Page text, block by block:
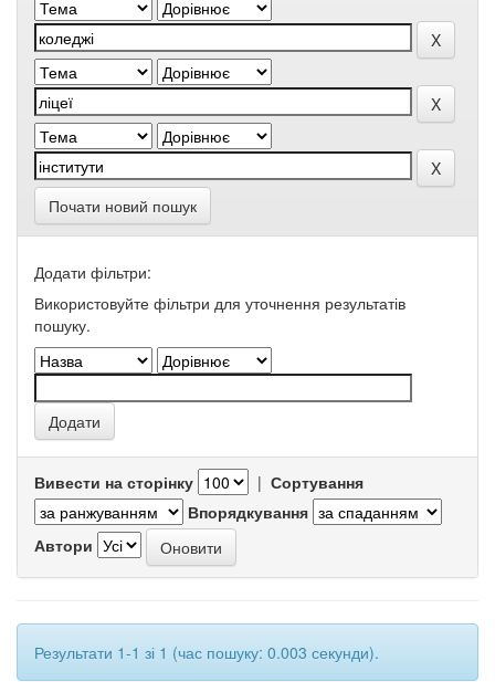
Почати новий пошук
Додати фільтри:
Використовуйте фільтри для уточнення результатів
пошуку.
Вивести на сторінку | Сортування
Впорядкування
Автори
Результати 1-1 зі 1 (час пошуку: 0.003 секунди).